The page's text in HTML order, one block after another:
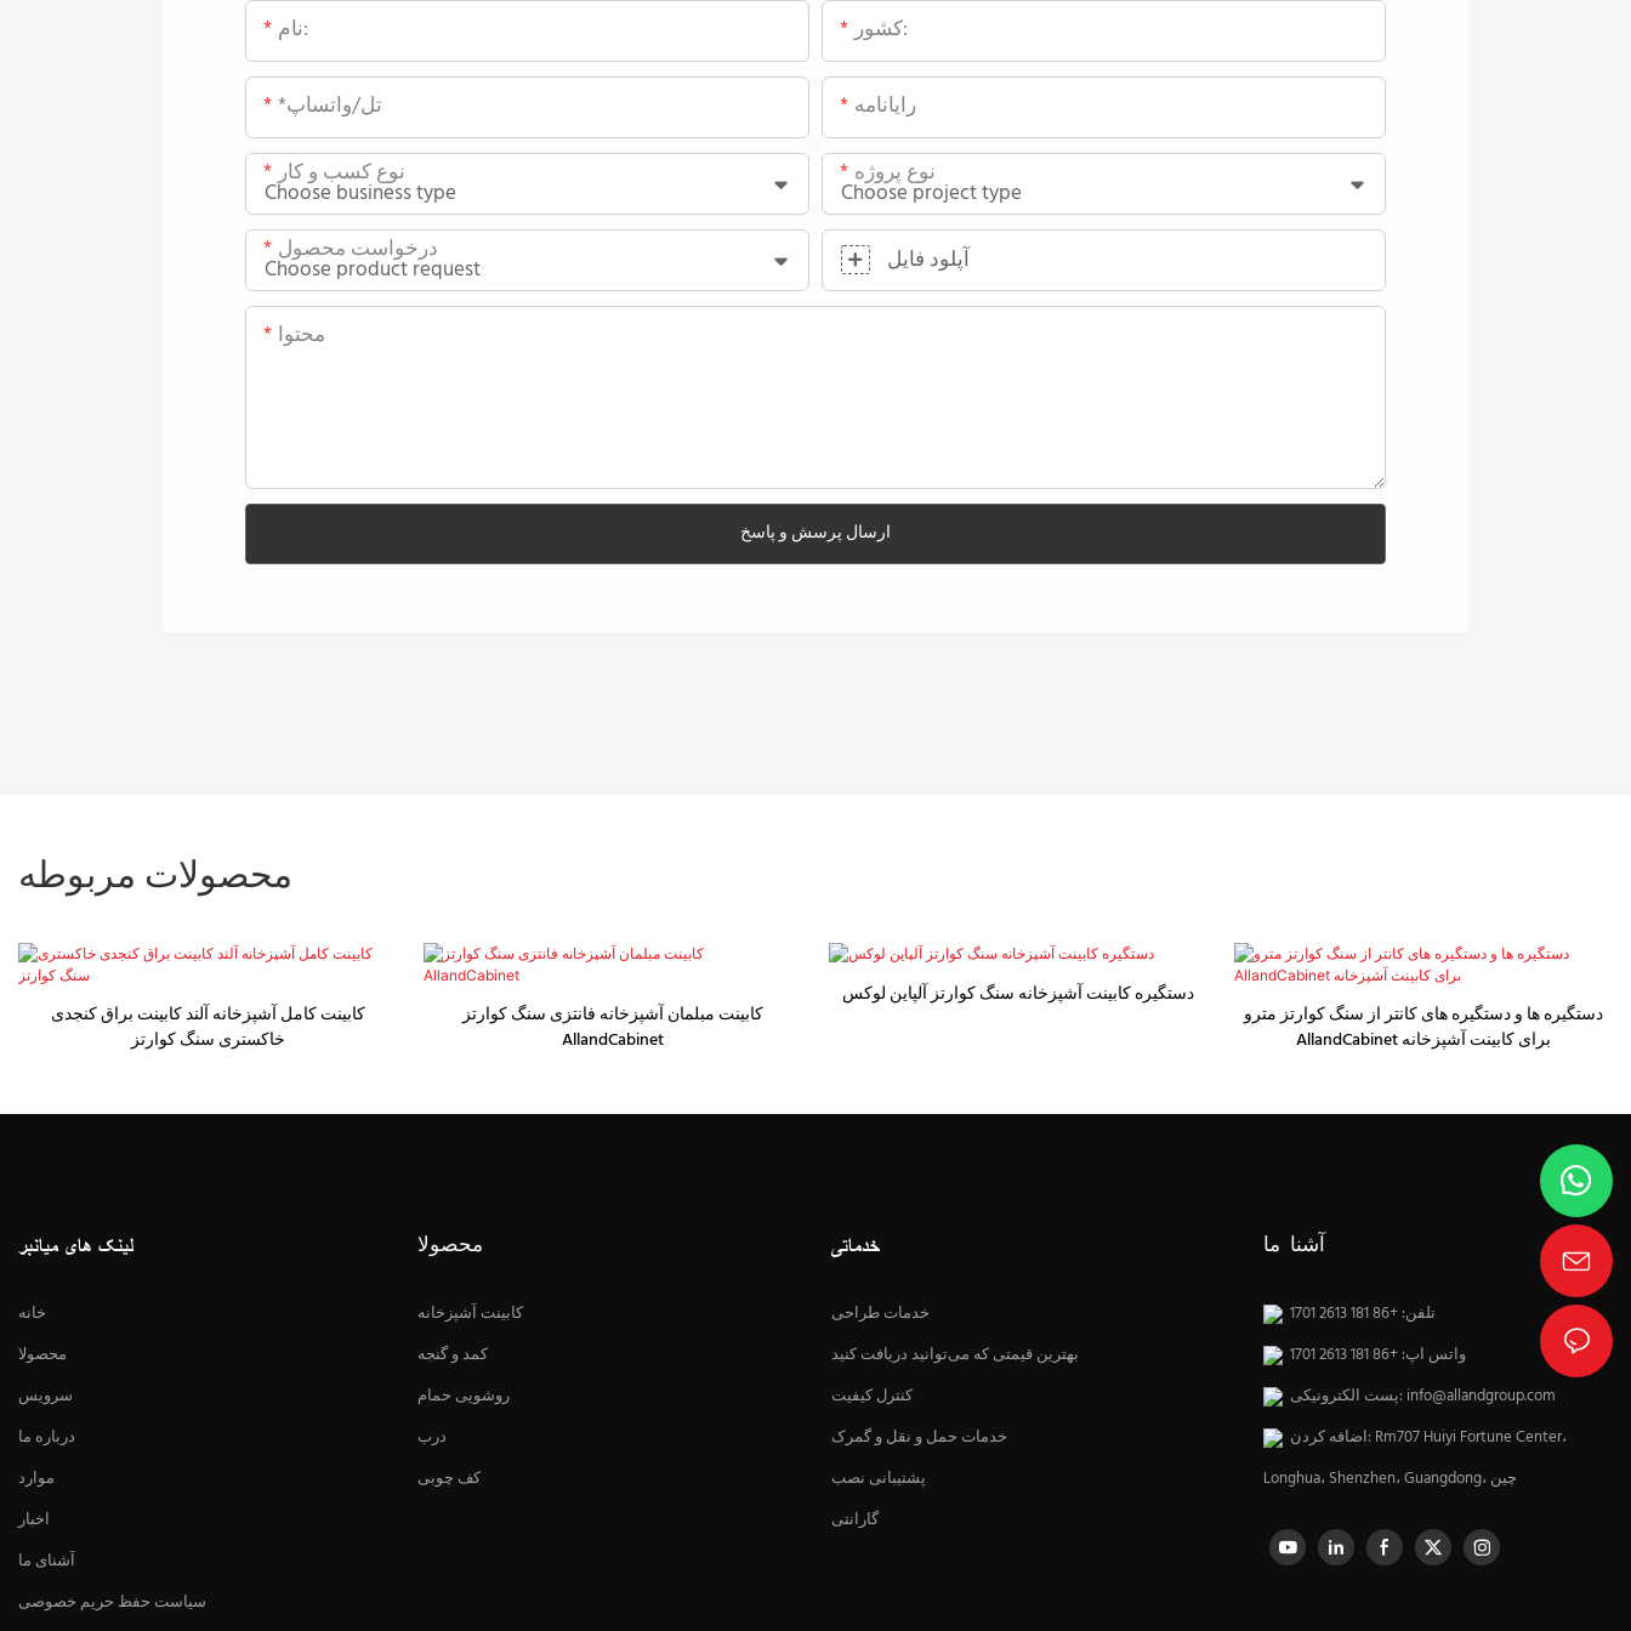
نام: کشور:
*تل/واتساپ رایانامه
نوع کسب و کار نوع پروژه
درخواست محصول آپلود فایل
محتوا
ارسال پرسش و پاسخ
محصولات مربوطه
کابینت کامل آشپزخانه آلند کابینت براق کنجدی
خاکستری سنگ کوارتز
کابینت مبلمان آشپزخانه فانتزی سنگ کوارتز
AllandCabinet
دستگیره کابینت آشپزخانه سنگ کوارتز آلپاین لوکس
دستگیره ها و دستگیره های کانتر از سنگ کوارتز مترو
AllandCabinet برای کابینت آشپزخانه
لینک های میانبر
خانه
محصولا
سرویس
درباره ما
موارد
اخبار
آشنای ما
سیاست حفظ حریم خصوصی
محصولا
کابینت آشپزخانه
کمد و گنجه
روشویی حمام
درب
کف چوبی
خدماتی
خدمات طراحی
بهترین قیمتی که می‌توانید دریافت کنید
کنترل کیفیت
خدمات حمل و نقل و گمرک
پشتیبانی نصب
گارانتی
آشنا ما
تلفن: +86 181 2613 1701
واتس اپ: +86 181 2613 1701
پست الکترونیکی: info@allandgroup.com
اضافه کردن: Rm707 Huiyi Fortune Center،
Longhua، Shenzhen، Guangdong، چین